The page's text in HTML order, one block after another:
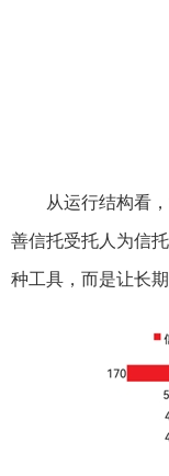
从运行结构看
善信托受托人为信
种工具，而是让长